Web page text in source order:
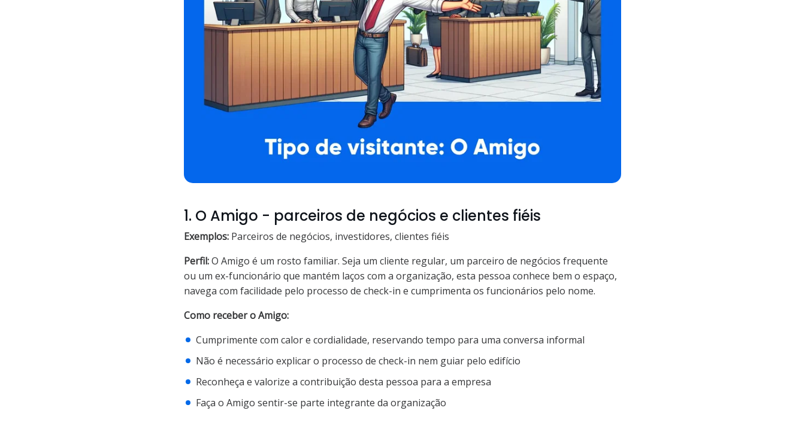
1. O Amigo - parceiros de negócios e clientes fiéis
Exemplos: Parceiros de negócios, investidores, clientes fiéis
Perfil:O Amigo é um rosto familiar. Seja um cliente regular, um parceiro de negócios frequente
ou um ex-funcionário que mantém laços com a organização, esta pessoa conhece bem o espaço,
navega com facilidade pelo processo de check-in e cumprimenta os funcionários pelo nome.
Como receber o Amigo:
Cumprimente com calor e cordialidade, reservando tempo para uma conversa informal
Não é necessário explicar o processo de check-in nem guiar pelo edifício
Reconheça e valorize a contribuição desta pessoa para a empresa
Faça o Amigo sentir-se parte integrante da organização